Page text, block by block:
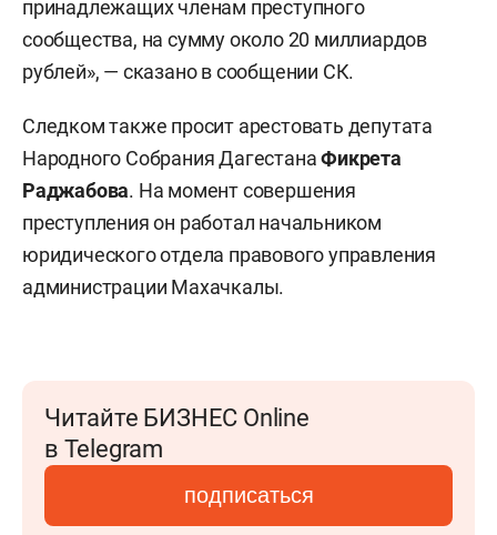
принадлежащих членам преступного
сообщества, на сумму около 20 миллиардов
рублей», — сказано в сообщении СК.
Следком также просит арестовать депутата
Народного Собрания ДагестанаФикрета
Раджабова. На момент совершения
преступления он работал начальником
юридического отдела правового управления
администрации Махачкалы.
Читайте БИЗНЕС Online
в Telegram
подписаться